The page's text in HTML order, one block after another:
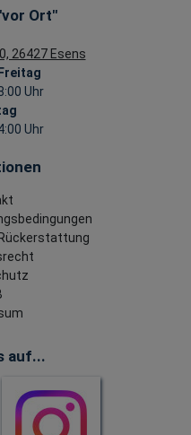
Ort"
26427 Esens
Uhr
Uhr
auf...